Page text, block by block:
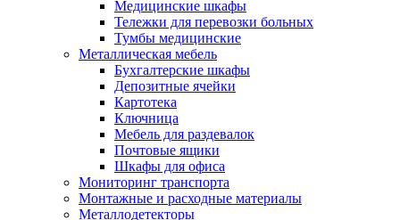
Медицинские шкафы
Тележки для перевозки больных
Тумбы медицинские
Металлическая мебель
Бухгалтерские шкафы
Депозитные ячейки
Картотека
Ключница
Мебель для раздевалок
Почтовые ящики
Шкафы для офиса
Мониторинг транспорта
Монтажные и расходные материалы
Металлодетекторы